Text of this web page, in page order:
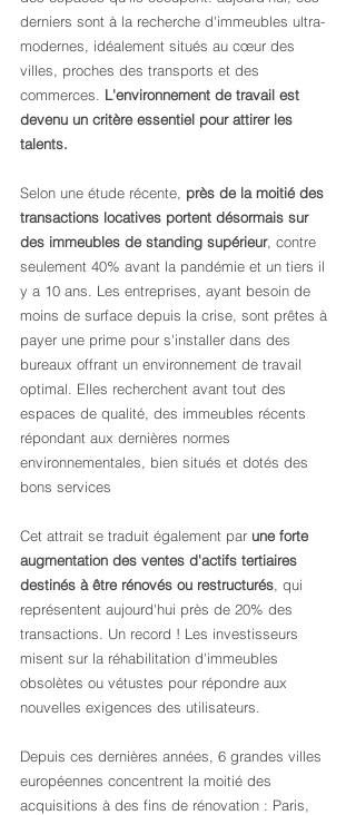
derniers sont à la recherche d'immeubles ultra-
modernes, idéalement situés au cœur des
villes, proches des transports et des
commerces. L'environnement de travail est
devenu un critère essentiel pour attirer les
talents.
Selon une étude récente, près de la moitié des
transactions locatives portent désormais sur
des immeubles de standing supérieur, contre
seulement 40% avant la pandémie et un tiers il
y a 10 ans. Les entreprises, ayant besoin de
moins de surface depuis la crise, sont prêtes à
payer une prime pour s'installer dans des
bureaux offrant un environnement de travail
optimal. Elles recherchent avant tout des
espaces de qualité, des immeubles récents
répondant aux dernières normes
environnementales, bien situés et dotés des
bons services
Cet attrait se traduit également par une forte
augmentation des ventes d'actifs tertiaires
destinés à être rénovés ou restructurés , qui
représentent aujourd'hui près de 20% des
transactions. Un record ! Les investisseurs
misent sur la réhabilitation d'immeubles
obsolètes ou vétustes pour répondre aux
nouvelles exigences des utilisateurs.
Depuis ces dernières années, 6 grandes villes
européennes concentrent la moitié des
acquisitions à des fins de rénovation : Paris,